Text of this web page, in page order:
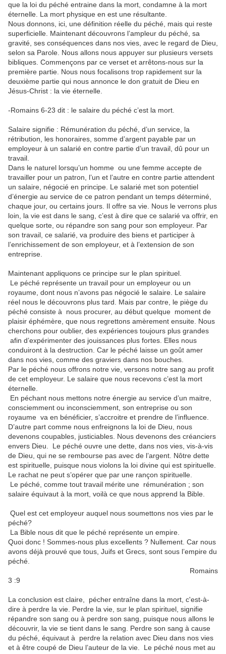
que la loi du péché entraine dans la mort, condamne à la mort
éternelle. La mort physique en est une résultante.
Nous donnons, ici, une définition réelle du péché, mais qui reste
superficielle. Maintenant découvrons l’ampleur du péché, sa
gravité, ses conséquences dans nos vies, avec le regard de Dieu,
selon sa Parole. Nous allons nous appuyer sur plusieurs versets
bibliques. Commençons par ce verset et arrêtons-nous sur la
première partie. Nous nous focalisons trop rapidement sur la
deuxième partie qui nous annonce le don gratuit de Dieu en
Jésus-Christ : la vie éternelle.
-Romains 6-23 dit : le salaire du péché c’est la mort.
Salaire signifie : Rémunération du péché, d’un service, la
rétribution, les honoraires, somme d’argent payable par un
employeur à un salarié en contre partie d’un travail, dû pour un
travail.
Dans le naturel lorsqu’un homme ou une femme accepte de
travailler pour un patron, l’un et l’autre en contre partie attendent
un salaire, négocié en principe. Le salarié met son potentiel
d’énergie au service de ce patron pendant un temps déterminé,
chaque jour, ou certains jours. Il offre sa vie. Nous le verrons plus
loin, la vie est dans le sang, c’est à dire que ce salarié va offrir, en
quelque sorte, ou répandre son sang pour son employeur. Par
son travail, ce salarié, va produire des biens et participer à
l’enrichissement de son employeur, et à l’extension de son
entreprise.
Maintenant appliquons ce principe sur le plan spirituel.
Le péché représente un travail pour un employeur ou un
royaume, dont nous n’avons pas négocié le salaire. Le salaire
réel nous le découvrons plus tard. Mais par contre, le piège du
péché consiste à nous procurer, au début quelque moment de
plaisir éphémère, que nous regrettons amèrement ensuite. Nous
cherchons pour oublier, des expériences toujours plus grandes
afin d’expérimenter des jouissances plus fortes. Elles nous
conduiront à la destruction. Car le péché laisse un goût amer
dans nos vies, comme des graviers dans nos bouches.
Par le péché nous offrons notre vie, versons notre sang au profit
de cet employeur. Le salaire que nous recevons c’est la mort
éternelle.
En péchant nous mettons notre énergie au service d’un maitre,
consciemment ou inconsciemment, son entreprise ou son
royaume va en bénéficier, s’accroitre et prendre de l’influence.
D’autre part comme nous enfreignons la loi de Dieu, nous
devenons coupables, justiciables. Nous devenons des créanciers
envers Dieu. Le péché ouvre une dette, dans nos vies, vis-à-vis
de Dieu, qui ne se rembourse pas avec de l’argent. Nôtre dette
est spirituelle, puisque nous violons la loi divine qui est spirituelle.
Le rachat ne peut s’opérer que par une rançon spirituelle.
Le péché, comme tout travail mérite une rémunération ; son
salaire équivaut à la mort, voilà ce que nous apprend la Bible.
Quel est cet employeur auquel nous soumettons nos vies par le
péché?
La Bible nous dit que le péché représente un empire.
Quoi donc ! Sommes-nous plus excellents ? Nullement. Car nous
avons déjà prouvé que tous, Juifs et Grecs, sont sous l’empire du
péché.
Romains
3 :9
La conclusion est claire, pécher entraîne dans la mort, c'est-à-
dire à perdre la vie. Perdre la vie, sur le plan spirituel, signifie
répandre son sang ou à perdre son sang, puisque nous allons le
découvrir, la vie se tient dans le sang. Perdre son sang à cause
du péché, équivaut à perdre la relation avec Dieu dans nos vies
et à être coupé de Dieu l’auteur de la vie. Le péché nous met au